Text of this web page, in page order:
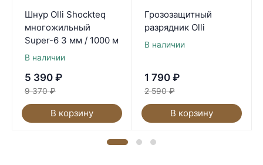
Шнур Olli Shockteq
многожильный
Super-6 3 мм / 1000 м
В наличии
5 390 ₽
9 370 ₽
В корзину
Грозозащитный
разрядник Olli
В наличии
1 790 ₽
2 590 ₽
В корзину